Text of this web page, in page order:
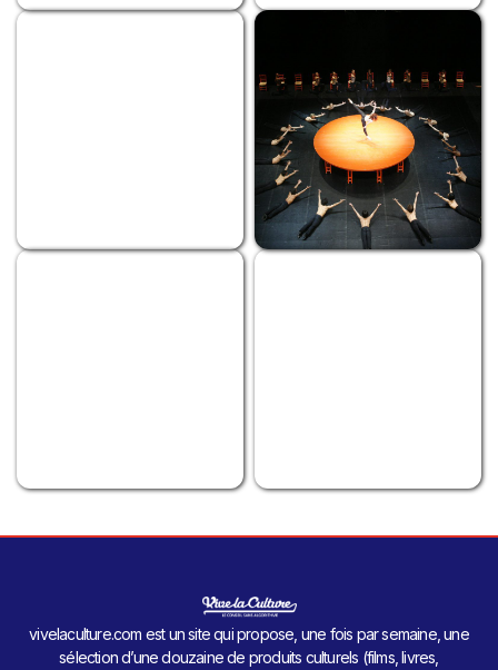
vivelaculture.com est un site qui propose, une fois par semaine, une
sélection d’une douzaine de produits culturels (films, livres,